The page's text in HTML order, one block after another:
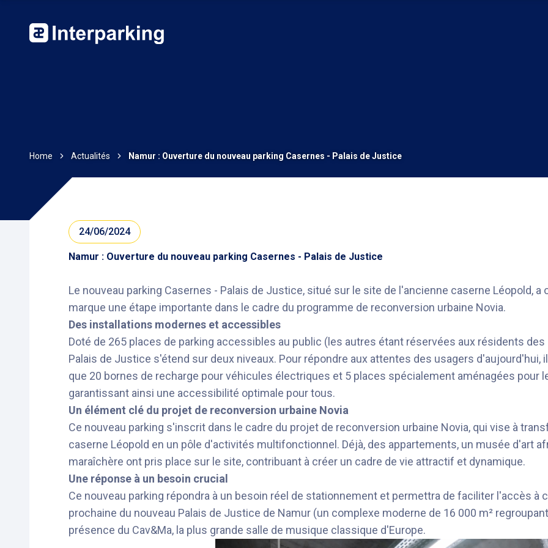
Home Actualités Namur : Ouverture du nouveau parking Casernes - Palais de Justice
24/06/2024
Namur : Ouverture du nouveau parking Casernes - Palais de Justice
Le nouveau parking Casernes - Palais de Justice, situé sur le site de l'ancienne caserne Léopold,
marque une étape importante dans le cadre du programme de reconversion urbaine Novia.
Des installations modernes et accessibles
Doté de 265 places de parking accessibles au public (les autres étant réservées aux résidents
Palais de Justice s'étend sur deux niveaux. Pour répondre aux attentes des usagers
que 20 bornes de recharge pour véhicules électriques et 5 places spécialement aménagées pour
garantissant ainsi une accessibilité optimale pour tous.
Un élément clé du projet de reconversion urbaine Novia
Ce nouveau parking s'inscrit dans le cadre du projet de reconversion urbaine Novia, qui vise à
caserne Léopold en un pôle d'activités multifonctionnel. Déjà, des appartements, un musée d'art
maraîchère ont pris place sur le site, contribuant à créer un cadre de vie attractif et dynamique.
Une réponse à un besoin crucial
Ce nouveau parking répondra à un besoin réel de stationnement et permettra de faciliter l'accès à
prochaine du nouveau Palais de Justice de Namur (un complexe moderne de 16 000 m²
présence du Cav&Ma, la plus grande salle de musique classique d'Europe.